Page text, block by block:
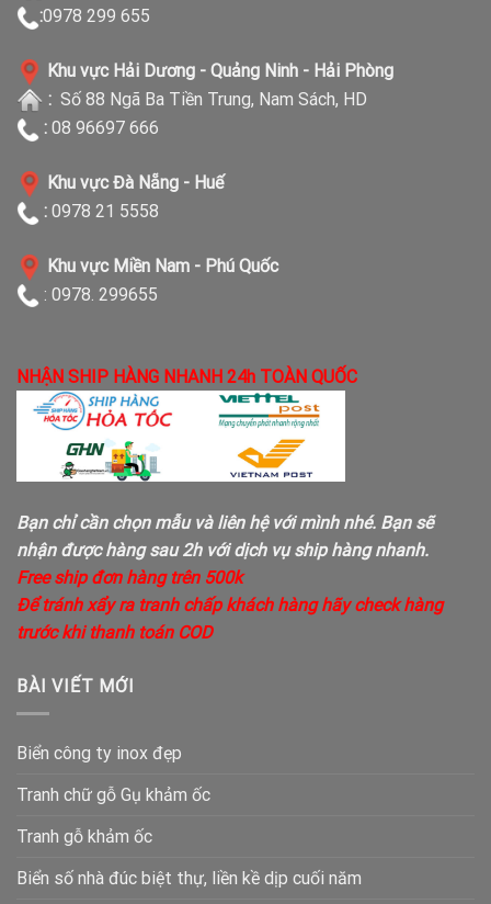
:0978 299 655
Khu vực Hải Dương - Quảng Ninh - Hải Phòng
: Số 88 Ngã Ba Tiền Trung, Nam Sách, HD
: 08 96697 666
Khu vực Đà Nẵng - Huế
: 0978 21 5558
Khu vực Miền Nam - Phú Quốc
: 0978. 299655
NHẬN SHIP HÀNG NHANH 24h TOÀN QUỐC
Bạn chỉ cần chọn mẫu và liên hệ với mình nhé. Bạn sẽ
nhận được hàng sau 2h với dịch vụ ship hàng nhanh.
Free ship đơn hàng trên 500k
Để tránh xẩy ra tranh chấp khách hàng hãy check hàng
trước khi thanh toán COD
BÀI VIẾT MỚI
Biển công ty inox đẹp
Tranh chữ gỗ Gụ khảm ốc
Tranh gỗ khảm ốc
Biển số nhà đúc biệt thự, liền kề dịp cuối năm